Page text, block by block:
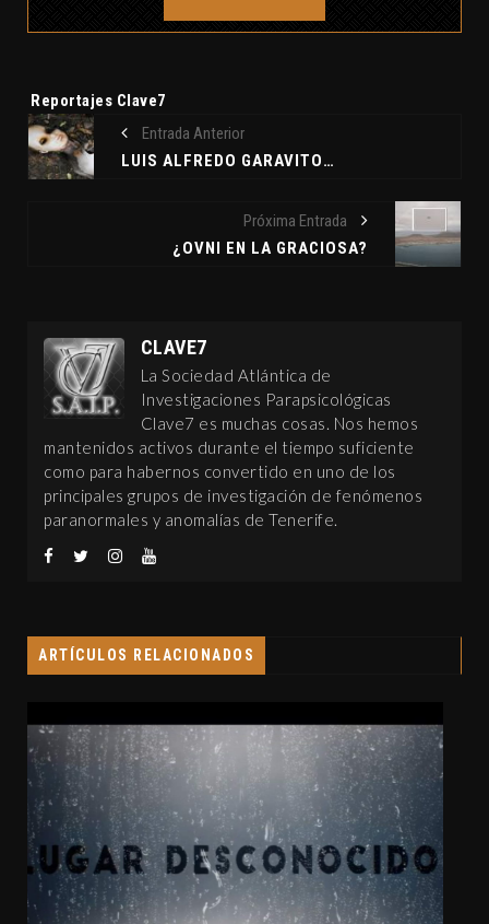
Etiquetas:
Reportajes Clave7
Entrada Anterior
LUIS ALFREDO GARAVITO CUBILLOS. EL INFANTICIDA DE COLOMBIA
Próxima Entrada
¿OVNI EN LA GRACIOSA?
CLAVE7
La Sociedad Atlántica de
Investigaciones Parapsicológicas
Clave7 es muchas cosas. Nos hemos
mantenidos activos durante el tiempo suficiente
como para habernos convertido en uno de los
principales grupos de investigación de fenómenos
paranormales y anomalías de Tenerife.
ARTÍCULOS RELACIONADOS